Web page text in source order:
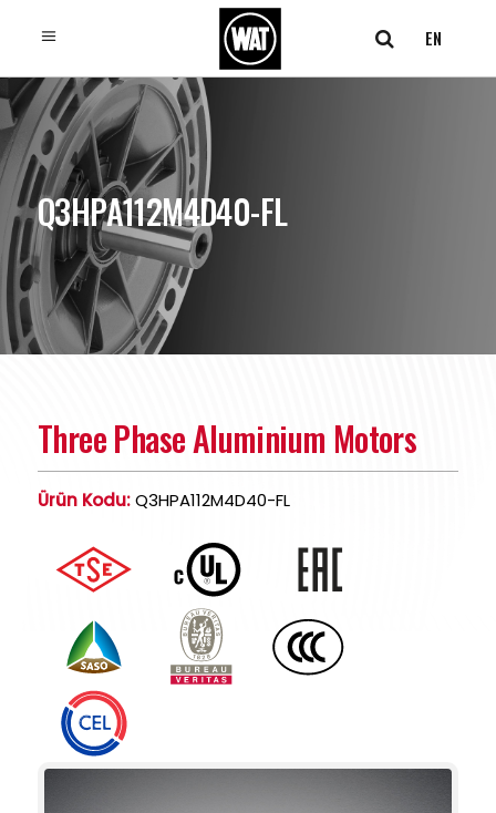
EN
Q3HPA112M4D40-FL
Three Phase Aluminium Motors
Ürün Kodu:Q3HPA112M4D40-FL